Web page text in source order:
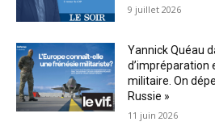
9 juillet 2026
Yannick Quéau
d’impréparation
militaire. On
Russie »
11 juin 2026